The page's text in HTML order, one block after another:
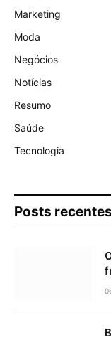
Marketing
Moda
Negócios
Notícias
Resumo
Saúde
Tecnologia
Posts recentes